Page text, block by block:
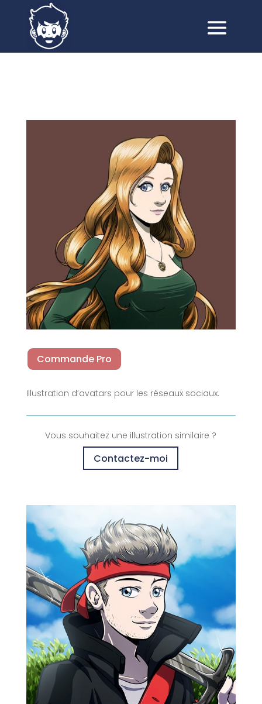
Commande Pro
Illustration d’avatars pour les réseaux sociaux.
Vous souhaitez une illustration similaire ?
Contactez-moi